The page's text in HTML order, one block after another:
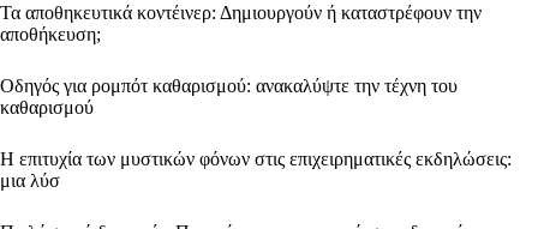
Τα αποθηκευτικά κοντέινερ: Δημιουργούν ή καταστρέφουν την
αποθήκευση;
Οδηγός για ρομπότ καθαρισμού: ανακαλύψτε την τέχνη του
καθαρισμού
Η επιτυχία των μυστικών φόνων στις επιχειρηματικές εκδηλώσεις:
μια λύσ